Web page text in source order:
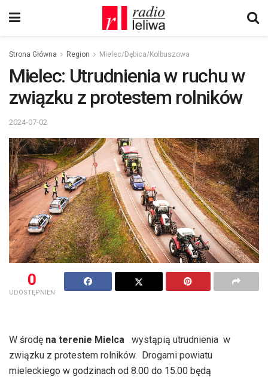
Strona Główna Region Mielec/Dębica/Kolbuszowa
Mielec: Utrudnienia w ruchu w
związku z protestem rolników
2024-07-02
0
UDOSTĘPNIEŃ
W środę na terenie Mielca wystąpią utrudnienia w
związku z protestem rolników. Drogami powiatu
mieleckiego w godzinach od 8.00 do 15.00 będą